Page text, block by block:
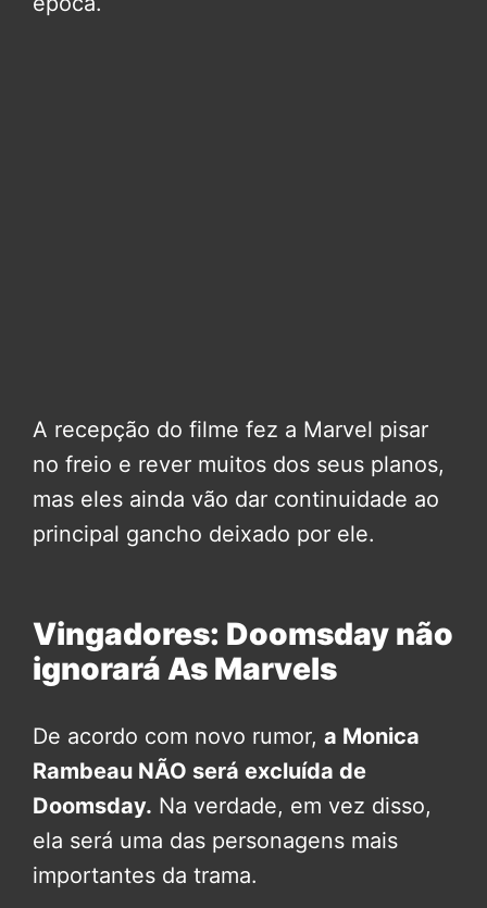
A recepção do filme fez a Marvel pisar
no freio e rever muitos dos seus planos,
mas eles ainda vão dar continuidade ao
principal gancho deixado por ele.
Vingadores: Doomsday não
ignorará As Marvels
De acordo com novo rumor, a Monica
Rambeau NÃO será excluída de
Doomsday. Na verdade, em vez disso,
ela será uma das personagens mais
importantes da trama.